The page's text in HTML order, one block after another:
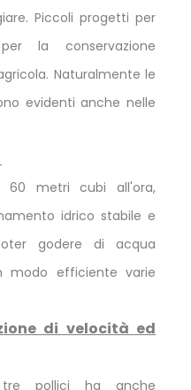
Piccoli progetti per
la conservazione
Naturalmente le
evidenti anche nelle
metri cubi all'ora,
idrico stabile e
godere di acqua
modo efficiente varie
di velocità ed
pollici ha anche